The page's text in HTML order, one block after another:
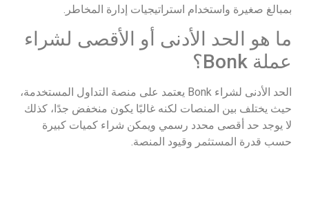
بمبالغ صغيرة واستخدام استراتيجيات إدارة المخاطر.
ما هو الحد الأدنى أو الأقصى لشراء
عملة Bonk؟
الحد الأدنى لشراء Bonk يعتمد على منصة التداول المستخدمة،
حيث يختلف بين المنصات لكنه غالبًا يكون منخفض جدًا، كذلك
لا يوجد حد أقصى محدد رسمي ويمكن شراء كميات كبيرة
حسب قدرة المستثمر وقيود المنصة.